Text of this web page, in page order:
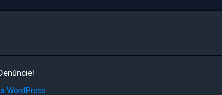
WordPress